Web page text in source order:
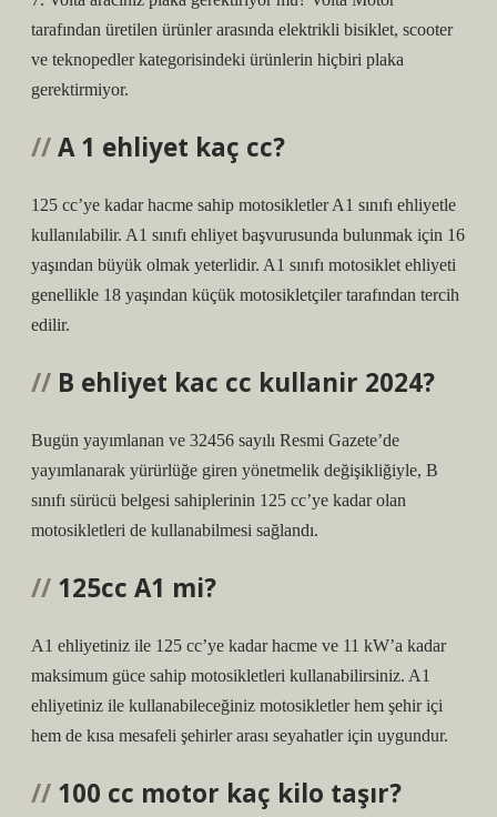
tarafından üretilen ürünler arasında elektrikli bisiklet, scooter
ve teknopedler kategorisindeki ürünlerin hiçbiri plaka
gerektirmiyor.
A 1 ehliyet kaç cc?
125 cc’ye kadar hacme sahip motosikletler A1 sınıfı ehliyetle
kullanılabilir. A1 sınıfı ehliyet başvurusunda bulunmak için 16
yaşından büyük olmak yeterlidir. A1 sınıfı motosiklet ehliyeti
genellikle 18 yaşından küçük motosikletçiler tarafından tercih
edilir.
B ehliyet kac cc kullanir 2024?
Bugün yayımlanan ve 32456 sayılı Resmi Gazete’de
yayımlanarak yürürlüğe giren yönetmelik değişikliğiyle, B
sınıfı sürücü belgesi sahiplerinin 125 cc’ye kadar olan
motosikletleri de kullanabilmesi sağlandı.
125cc A1 mi?
A1 ehliyetiniz ile 125 cc’ye kadar hacme ve 11 kW’a kadar
maksimum güce sahip motosikletleri kullanabilirsiniz. A1
ehliyetiniz ile kullanabileceğiniz motosikletler hem şehir içi
hem de kısa mesafeli şehirler arası seyahatler için uygundur.
100 cc motor kaç kilo taşır?